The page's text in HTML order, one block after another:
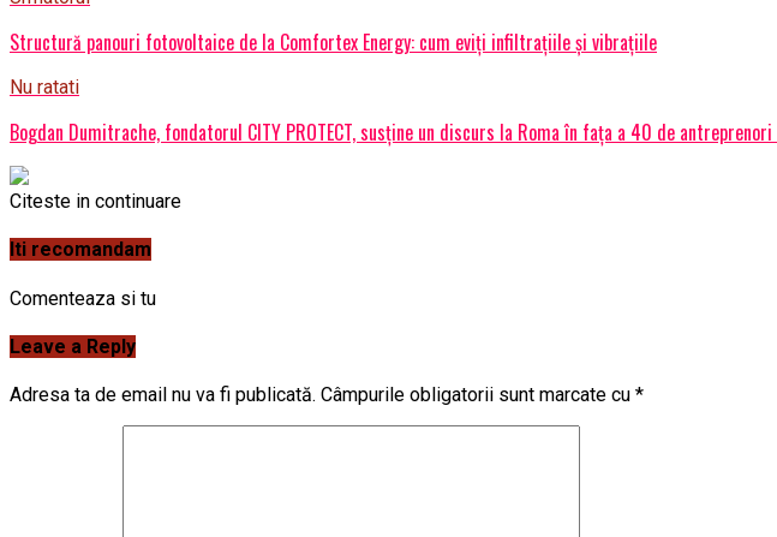
Structură panouri fotovoltaice de la Comfortex Energy: cum eviți infiltrațiile și vibrațiile
Nu ratati
Bogdan Dumitrache, fondatorul CITY PROTECT, susține un discurs la Roma în fața a 40 de
Citeste in continuare
Iti recomandam
Comenteaza si tu
Leave a Reply
Adresa ta de email nu va fi publicată. Câmpurile obligatorii sunt marcate cu *